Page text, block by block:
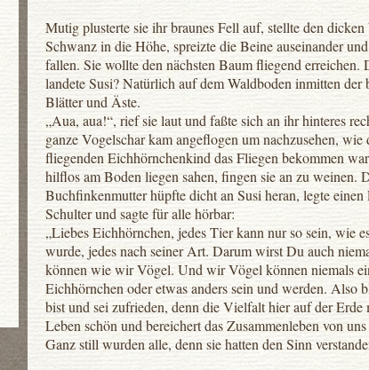
Mutig plusterte sie ihr braunes Fell auf, stellte den dicken
Schwanz in die Höhe, spreizte die Beine auseinander
fallen. Sie wollte den nächsten Baum fliegend erreichen.
landete Susi? Natürlich auf dem Waldboden inmitten der
Blätter und Äste.
„Aua, aua!“, rief sie laut und faßte sich an ihr hinteres
ganze Vogelschar kam angeflogen um nachzusehen, wie
fliegenden Eichhörnchenkind das Fliegen bekommen
hilflos am Boden liegen sahen, fingen sie an zu weinen.
Buchfinkenmutter hüpfte dicht an Susi heran, legte
Schulter und sagte für alle hörbar:
„Liebes Eichhörnchen, jedes Tier kann nur so sein, wie
wurde, jedes nach seiner Art. Darum wirst Du auch
können wie wir Vögel. Und wir Vögel können niemals
Eichhörnchen oder etwas anders sein und werden. Also
bist und sei zufrieden, denn die Vielfalt hier auf der Erde
Leben schön und bereichert das Zusammenleben von
Ganz still wurden alle, denn sie hatten den Sinn